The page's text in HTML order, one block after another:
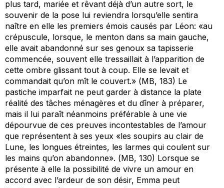
plus tard, mariée et rêvant déjà d’un autre sort, le
souvenir de la pose lui reviendra lorsqu’elle sentira
naître en elle les premiers émois causés par Léon: «au
crépuscule, lorsque, le menton dans sa main gauche,
elle avait abandonné sur ses genoux sa tapisserie
commencée, souvent elle tressaillait à l’apparition de
cette ombre glissant tout à coup. Elle se levait et
commandait qu’on mît le couvert.» (MB, 183) Le
pastiche imparfait ne peut garder à distance la plate
réalité des tâches ménagères et du dîner à préparer,
mais il lui paraît néanmoins préférable à une vie
dépourvue de ces preuves incontestables de l’amour
que représentent à ses yeux «les soupirs au clair de
Lune, les longues étreintes, les larmes qui coulent sur
les mains qu’on abandonne». (MB, 130) Lorsque se
présente à elle la possibilité de vivre un amour en
accord avec l’ardeur de son désir, Emma peut